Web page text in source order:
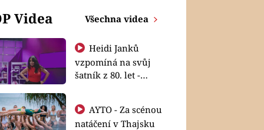
Videa Všechna videa
Heidi Janků
vzpomíná na svůj
šatník z 80. let -
natáčení v Thajsku